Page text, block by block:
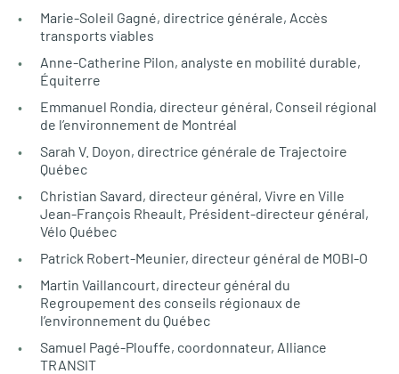
Marie-Soleil Gagné, directrice générale, Accès
transports viables
Anne-Catherine Pilon, analyste en mobilité durable,
Équiterre
Emmanuel Rondia, directeur général, Conseil régional
de l’environnement de Montréal
Sarah V. Doyon, directrice générale de Trajectoire
Québec
Christian Savard, directeur général, Vivre en Ville
Jean-François Rheault, Président-directeur général,
Vélo Québec
Patrick Robert-Meunier, directeur général de MOBI-O
Martin Vaillancourt, directeur général du
Regroupement des conseils régionaux de
l’environnement du Québec
Samuel Pagé-Plouffe, coordonnateur, Alliance
TRANSIT